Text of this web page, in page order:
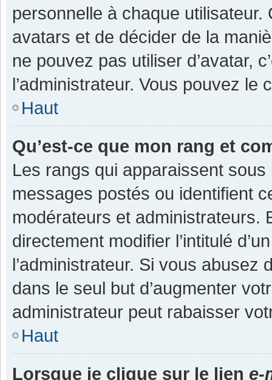
personnelle à chaque utilisateur.
avatars et de décider de la
ne pouvez pas utiliser d’avatar,
l’administrateur. Vous pouvez
Haut
Qu’est-ce que mon rang et
Les rangs qui apparaissent
messages postés ou identifient
modérateurs et administrateurs.
directement modifier l’intitulé
l’administrateur. Si vous
dans le seul but d’augmenter
administrateur peut rabaisser
Haut
Lorsque je clique sur le lien e-